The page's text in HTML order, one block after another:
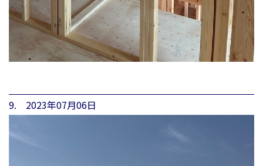
9. 2023年07月06日